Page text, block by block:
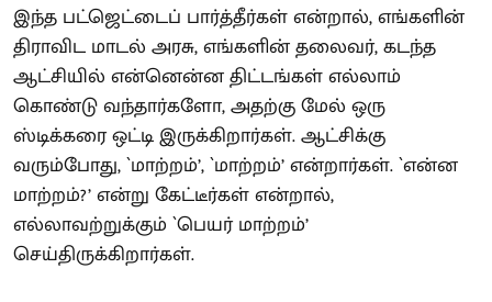
இந்த பட்ஜெட்டைப் பார்த்தீர்கள் என்றால், எங்களின்
திராவிட மாடல் அரசு, எங்களின் தலைவர், கடந்த
ஆட்சியில் என்னென்ன திட்டங்கள் எல்லாம்
கொண்டு வந்தார்களோ, அதற்கு மேல் ஒரு
ஸ்டிக்கரை ஒட்டி இருக்கிறார்கள். ஆட்சிக்கு
வரும்போது, `மாற்றம்’, `மாற்றம்’ என்றார்கள். `என்ன
மாற்றம்?’ என்று கேட்டீர்கள் என்றால்,
எல்லாவற்றுக்கும் `பெயர் மாற்றம்’
செய்திருக்கிறார்கள்.